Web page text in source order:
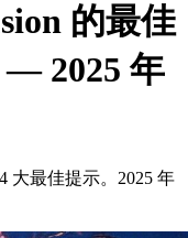
的最佳
2025 年
大最佳提示。2025 年